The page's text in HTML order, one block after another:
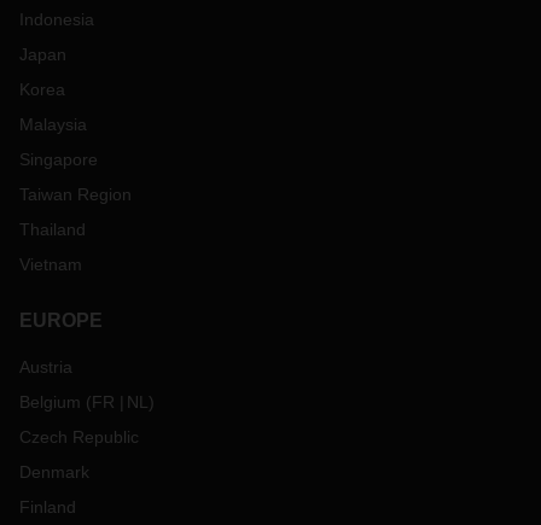
Indonesia
Japan
Korea
Malaysia
Singapore
Taiwan Region
Thailand
Vietnam
EUROPE
Austria
Belgium (FR NL )
Czech Republic
Denmark
Finland